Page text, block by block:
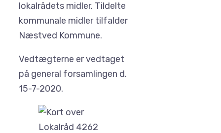
lokalrådets midler. Tildelte
kommunale midler tilfalder
Næstved Kommune.
Vedtægterne er vedtaget
på general forsamlingen d.
15-7-2020.